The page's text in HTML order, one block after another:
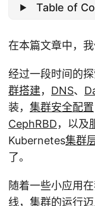
Table of
在本篇文章中，
经过一段时间的
群搭建， DNS、
装， 集群安全配置
CephRBD，以及
Kubernetes集群
了。
随着一些小应用
线，集群的运行